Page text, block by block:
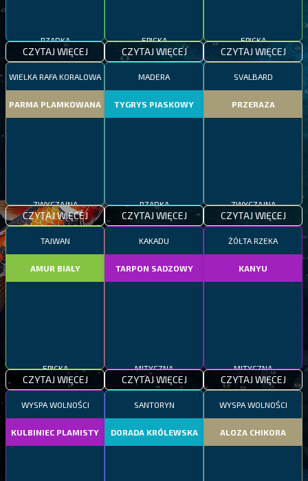
RZADKA
CZYTAJ WIĘCEJ
EPICKA
CZYTAJ WIĘCEJ
EPICKA
CZYTAJ WIĘCEJ
WIELKA RAFA KORALOWA
PARMA PLAMKOWANA
ZWYCZAJNA
CZYTAJ WIĘCEJ
MADERA
TYGRYS PIASKOWY
RZADKA
CZYTAJ WIĘCEJ
SVALBARD
PRZERAZA
ZWYCZAJNA
CZYTAJ WIĘCEJ
TAJWAN
AMUR BIAŁY
EPICKA
CZYTAJ WIĘCEJ
KAKADU
TARPON SADZOWY
MITYCZNA
CZYTAJ WIĘCEJ
ŻÓŁTA RZEKA
KANYU
MITYCZNA
CZYTAJ WIĘCEJ
WYSPA WOLNOŚCI
KULBINIEC PLAMISTY
SANTORYN
DORADA KRÓLEWSKA
WYSPA WOLNOŚCI
ALOZA CHIKORA